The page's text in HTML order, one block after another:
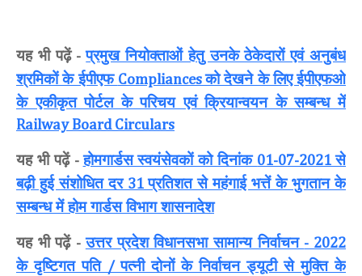
यह भी पढ़ें -प्रमुख नियोक्ताओं हेतु उनके ठेकेदारों एवं अनुबंध
श्रमिकों के ईपीएफ Compliancesको देखने के लिए ईपीएफओ
के एकीकृत पोर्टल के परिचय एवं क्रियान्वयन के सम्बन्ध में
Railway Board Circulars
यह भी पढ़ें -होमगार्डस स्वयंसेवकों को दिनांक 01-07-2021से
बढ़ी हुई संशोधित दर 31प्रतिशत से महंगाई भत्तें के भुगतान के
सम्बन्ध में होम गार्डस विभाग शासनादेश
यह भी पढ़ें -उत्तर प्रदेश विधानसभा सामान्य निर्वाचन - 2022
के दृष्टिगत पति /पत्नी दोनों के निर्वाचन ड्यूटी से मुक्ति के